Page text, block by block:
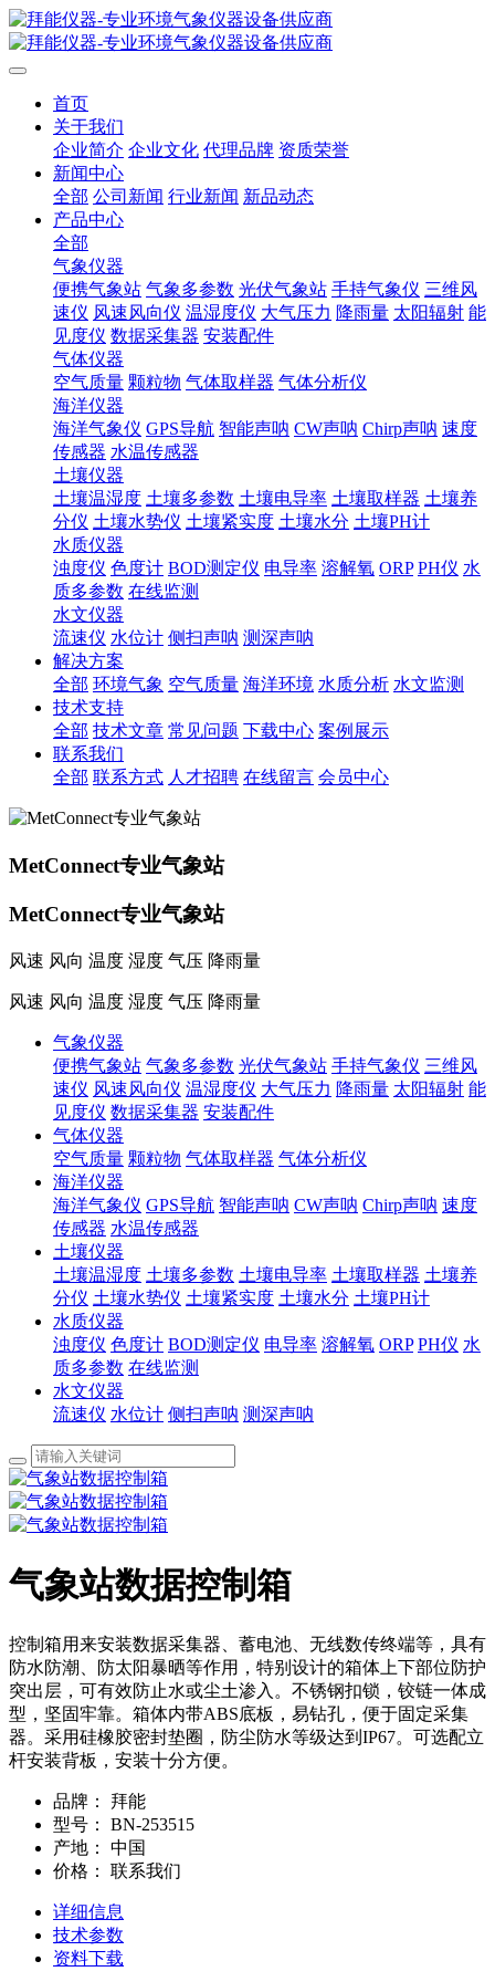
首页
关于我们
企业简介 企业文化 代理品牌 资质荣誉
新闻中心
全部 公司新闻 行业新闻 新品动态
产品中心
全部
气象仪器
便携气象站 气象多参数 光伏气象站 手持气象仪 三维风
速仪 风速风向仪 温湿度仪 大气压力 降雨量 太阳辐射 能
见度仪 数据采集器 安装配件
气体仪器
空气质量 颗粒物 气体取样器 气体分析仪
海洋仪器
海洋气象仪 GPS导航 智能声呐 CW声呐 Chirp声呐 速度
传感器 水温传感器
土壤仪器
土壤温湿度 土壤多参数 土壤电导率 土壤取样器 土壤养
分仪 土壤水势仪 土壤紧实度 土壤水分 土壤PH计
水质仪器
浊度仪 色度计 BOD测定仪 电导率 溶解氧 ORP PH仪 水
质多参数 在线监测
水文仪器
流速仪 水位计 侧扫声呐 测深声呐
解决方案
全部 环境气象 空气质量 海洋环境 水质分析 水文监测
技术支持
全部 技术文章 常见问题 下载中心 案例展示
联系我们
全部 联系方式 人才招聘 在线留言 会员中心
MetConnect专业气象站
MetConnect专业气象站
风速 风向 温度 湿度 气压 降雨量
风速 风向 温度 湿度 气压 降雨量
气象仪器
便携气象站 气象多参数 光伏气象站 手持气象仪 三维风
速仪 风速风向仪 温湿度仪 大气压力 降雨量 太阳辐射 能
见度仪 数据采集器 安装配件
气体仪器
空气质量 颗粒物 气体取样器 气体分析仪
海洋仪器
海洋气象仪 GPS导航 智能声呐 CW声呐 Chirp声呐 速度
传感器 水温传感器
土壤仪器
土壤温湿度 土壤多参数 土壤电导率 土壤取样器 土壤养
分仪 土壤水势仪 土壤紧实度 土壤水分 土壤PH计
水质仪器
浊度仪 色度计 BOD测定仪 电导率 溶解氧 ORP PH仪 水
质多参数 在线监测
水文仪器
流速仪 水位计 侧扫声呐 测深声呐
气象站数据控制箱
控制箱用来安装数据采集器、蓄电池、无线数传终端等，具有
防水防潮、防太阳暴晒等作用，特别设计的箱体上下部位防护
突出层，可有效防止水或尘土渗入。不锈钢扣锁，铰链一体成
型，坚固牢靠。箱体内带ABS底板，易钻孔，便于固定采集
器。采用硅橡胶密封垫圈，防尘防水等级达到IP67。可选配立
杆安装背板，安装十分方便。
品牌：
拜能
型号：
BN-253515
产地：
中国
价格：
联系我们
详细信息
技术参数
资料下载